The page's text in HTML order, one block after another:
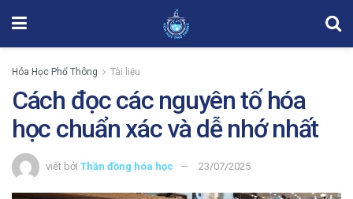
Hóa Học Phổ Thông Tài liệu
Cách đọc các nguyên tố hóa
học chuẩn xác và dễ nhớ nhất
viết bởi Thần đồng hóa học 23/07/2025